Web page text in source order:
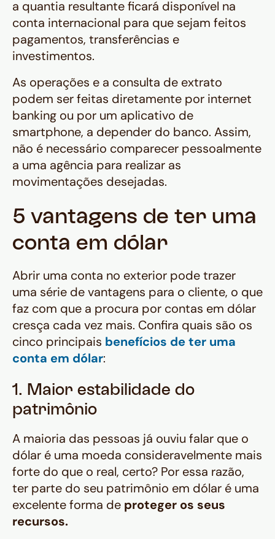
a quantia resultante ficará disponível na
conta internacional para que sejam feitos
pagamentos, transferências e
investimentos.
As operações e a consulta de extrato
podem ser feitas diretamente por internet
banking ou por um aplicativo de
smartphone, a depender do banco. Assim,
não é necessário comparecer pessoalmente
a uma agência para realizar as
movimentações desejadas.
5 vantagens de ter uma
conta em dólar
Abrir uma conta no exterior pode trazer
uma série de vantagens para o cliente, o que
faz com que a procura por contas em dólar
cresça cada vez mais. Confira quais são os
cinco principais benefícios de ter uma
conta em dólar:
1. Maior estabilidade do
patrimônio
A maioria das pessoas já ouviu falar que o
dólar é uma moeda consideravelmente mais
forte do que o real, certo? Por essa razão,
ter parte do seu patrimônio em dólar é uma
excelente forma de proteger os seus
recursos.